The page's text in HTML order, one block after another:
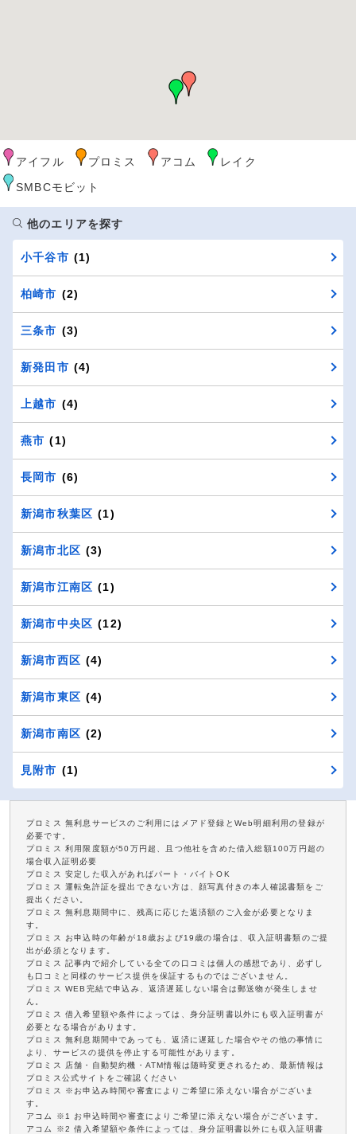
アイフル プロミス アコム
レイク
SMBCモビット
他のエリアを探す
小千谷市 (1)
柏崎市 (2)
三条市 (3)
新発田市 (4)
上越市 (4)
燕市 (1)
長岡市 (6)
新潟市秋葉区 (1)
新潟市北区 (3)
新潟市江南区 (1)
新潟市中央区 (12)
新潟市西区 (4)
新潟市東区 (4)
新潟市南区 (2)
見附市 (1)
プロミス 無利息サービスのご利用にはメアド登録とWeb明細利用の登録が
必要です。
プロミス 利用限度額が50万円超、且つ他社を含めた借入総額100万円超の
場合収入証明必要
プロミス 安定した収入があればパート・バイトOK
プロミス 運転免許証を提出できない方は、顔写真付きの本人確認書類をご
提出ください。
プロミス 無利息期間中に、残高に応じた返済額のご入金が必要となりま
す。
プロミス お申込時の年齢が18歳および19歳の場合は、収入証明書類のご提
出が必須となります。
プロミス 記事内で紹介している全ての口コミは個人の感想であり、必ずし
も口コミと同様のサービス提供を保証するものではございません。
プロミス WEB完結で申込み、返済遅延しない場合は郵送物が発生しませ
ん。
プロミス 借入希望額や条件によっては、身分証明書以外にも収入証明書が
必要となる場合があります。
プロミス 無利息期間中であっても、返済に遅延した場合やその他の事情に
より、サービスの提供を停止する可能性があります。
プロミス 店舗・自動契約機・ATM情報は随時変更されるため、最新情報は
プロミス公式サイトをご確認ください
プロミス ※お申込み時間や審査によりご希望に添えない場合がございま
す。
アコム ※1 お申込時間や審査によりご希望に添えない場合がございます。
アコム ※2 借入希望額や条件によっては、身分証明書以外にも収入証明書